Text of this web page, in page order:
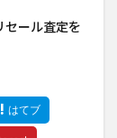
セール査定を